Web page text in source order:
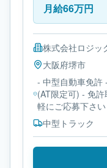
月給66万円
株式会社ロジッ
大阪府堺市
- 中型自動車免許
(AT限定可) - 免
軽にご応募下さい
中型トラック